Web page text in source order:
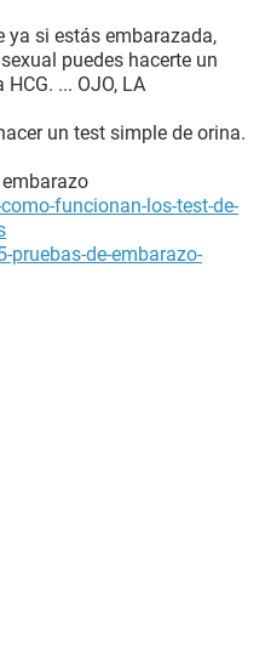
ya si estás embarazada,
puedes hacerte un
... OJO, LA
un test simple de orina.
funcionan-los-test-de-
de-embarazo-